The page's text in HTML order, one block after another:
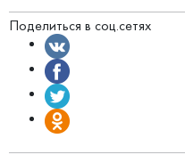
Поделиться в соц.сетях